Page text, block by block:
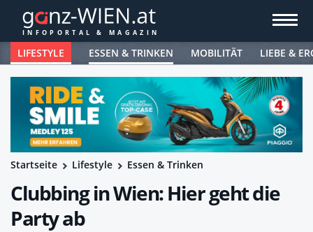
LIFESTYLE ESSEN & TRINKEN MOBILITÄT LIEBE &
Startseite Lifestyle Essen & Trinken
Clubbing in Wien: Hier geht die
Party ab